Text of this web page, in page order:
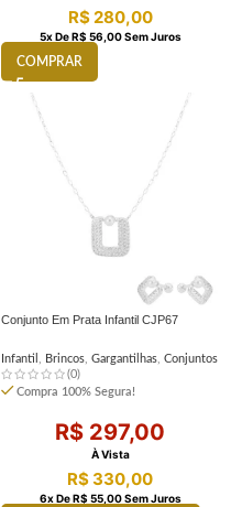
R$280,00
5X DeR$ 56,00Sem Juros
COMPRAR
Conjunto Em Prata Infantil CJP67
Infantil Brincos, Gargantilhas, Conjuntos
(0)
Compra 100% Segura!
R$ 297,00
À Vista
R$330,00
6X DeR$ 55,00Sem Juros